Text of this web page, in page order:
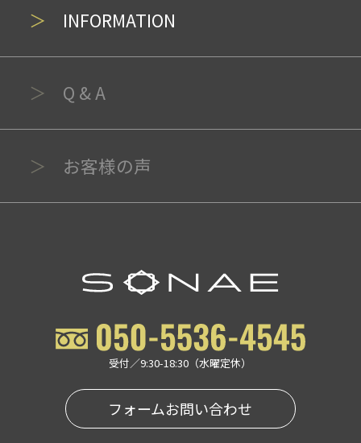
受付／9:30-18:30（水曜定休）
フォームお問い合わせ
INFORMATION
Q & A
お客様の声